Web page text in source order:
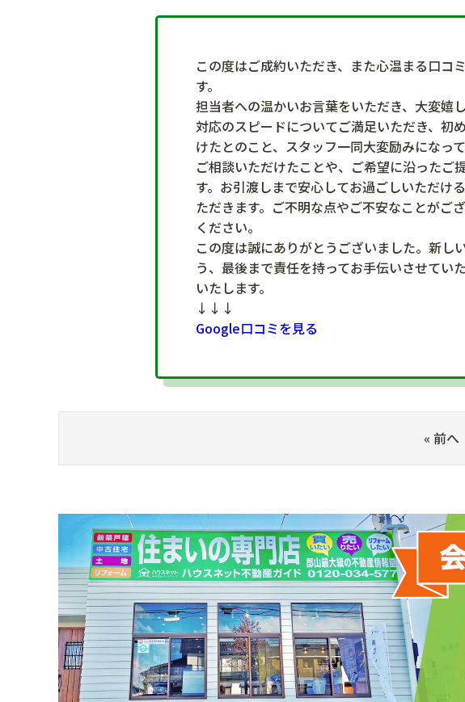
この度はご成約いただき、また心温まる口コ
す。
担当者への温かいお言葉をいただき、大変嬉
対応のスピードについてご満足いただき、初
けたとのこと、スタッフ一同大変励みになっ
ご相談いただけたことや、ご希望に沿ったご
す。お引渡しまで安心してお過ごしいただけ
ただきます。ご不明な点やご不安なことがご
ください。
この度は誠にありがとうございました。新し
う、最後まで責任を持ってお手伝いさせてい
いたします。
↓↓↓
Google口コミを見る
« 前へ